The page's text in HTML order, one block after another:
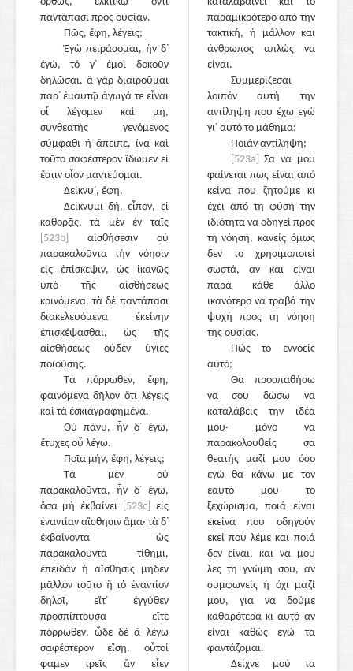
παντάπασι πρὸς οὐσίαν.
Πῶς, ἔφη, λέγεις;
Ἐγὼ πειράσομαι, ἦν δ᾽
ἐγώ, τό γ᾽ ἐμοὶ δοκοῦν
δηλῶσαι. ἃ γὰρ διαιροῦμαι
παρ᾽ ἐμαυτῷ ἀγωγά τε εἶναι
οἷ λέγομεν καὶ μή,
συνθεατὴς γενόμενος
σύμφαθι ἢ ἄπειπε, ἵνα καὶ
τοῦτο σαφέστερον ἴδωμεν εἰ
ἔστιν οἷον μαντεύομαι.
Δείκνυ᾽, ἔφη.
Δείκνυμι δή, εἶπον, εἰ
καθορᾷς, τὰ μὲν ἐν ταῖς
[523b]
αἰσθήσεσιν οὐ
παρακαλοῦντα τὴν νόησιν
εἰς ἐπίσκεψιν, ὡς ἱκανῶς
ὑπὸ τῆς αἰσθήσεως
κρινόμενα, τὰ δὲ παντάπασι
διακελευόμενα ἐκείνην
ἐπισκέψασθαι, ὡς τῆς
αἰσθήσεως οὐδὲν ὑγιὲς
ποιούσης.
Τὰ πόρρωθεν, ἔφη,
φαινόμενα δῆλον ὅτι λέγεις
καὶ τὰ ἐσκιαγραφημένα.
Οὐ πάνυ, ἦν δ᾽ ἐγώ,
ἔτυχες οὗ λέγω.
Ποῖα μήν, ἔφη, λέγεις;
Τὰ μὲν οὐ
παρακαλοῦντα, ἦν δ᾽ ἐγώ,
ὅσα μὴ ἐκβαίνει
[523c]
εἰς
ἐναντίαν αἴσθησιν ἅμα· τὰ δ᾽
ἐκβαίνοντα ὡς
παρακαλοῦντα τίθημι,
ἐπειδὰν ἡ αἴσθησις μηδὲν
μᾶλλον τοῦτο ἢ τὸ ἐναντίον
δηλοῖ, εἴτ᾽ ἐγγύθεν
προσπίπτουσα εἴτε
πόρρωθεν. ὧδε δὲ ἃ λέγω
σαφέστερον εἴσῃ. οὗτοί
φαμεν τρεῖς ἂν εἶεν
παραμικρότερο από την
τακτική, ή μάλλον και
άνθρωπος απλώς να
είναι.
Συμμερίζεσαι
λοιπόν αυτή την
αντίληψη που έχω εγώ
γι᾽ αυτό το μάθημα;
Ποιάν αντίληψη;
[523a]
Σα να μου
φαίνεται πως είναι από
κείνα που ζητούμε κι
έχει από τη φύση την
ιδιότητα να οδηγεί προς
τη νόηση, κανείς όμως
δεν το χρησιμοποιεί
σωστά, αν και είναι
παρά κάθε άλλο
ικανότερο να τραβά την
ψυχή προς τη νόηση
της ουσίας.
Πώς το εννοείς
αυτό;
Θα προσπαθήσω
να σου δώσω να
καταλάβεις την ιδέα
μου· μόνο να
παρακολουθείς σα
θεατής μαζί μου όσο
εγώ θα κάνω με τον
εαυτό μου το
ξεχώρισμα, ποιά είναι
εκείνα που οδηγούν
εκεί που λέμε και ποιά
δεν είναι, και να μου
λες τη γνώμη σου, αν
συμφωνείς ή όχι μαζί
μου, για να δούμε
καθαρότερα κι αυτό αν
είναι καθώς εγώ τα
φαντάζομαι.
Δείχνε μού τα